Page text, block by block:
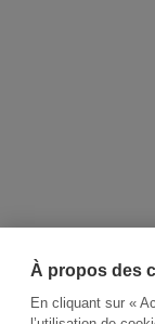
À propos des
En cliquant sur «